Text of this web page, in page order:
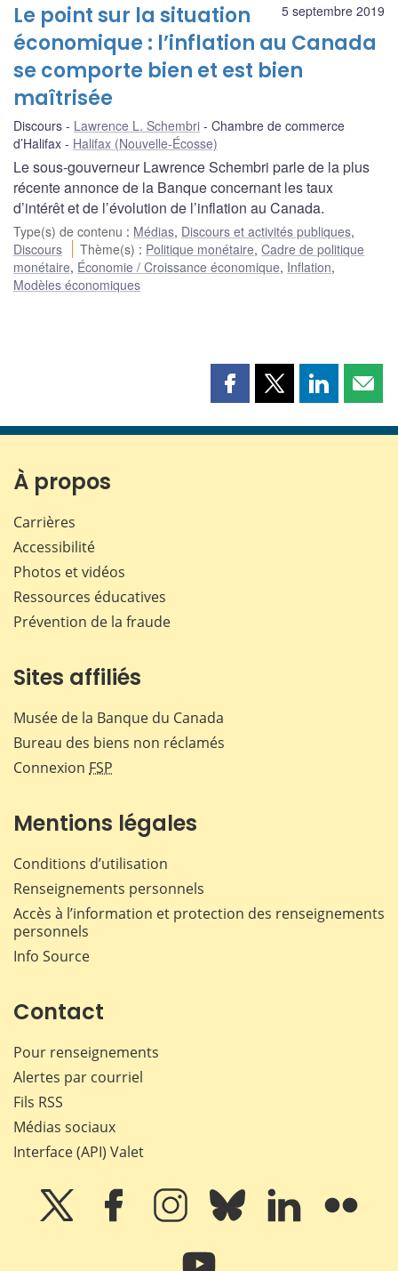
5 septembre 2019
Le point sur la situation
économique : l’inflation au Canada
se comporte bien et est bien
maîtrisée
Discours Lawrence L. Schembri
Chambre de commerce
d’Halifax
Halifax (Nouvelle-Écosse)
Le sous-gouverneur Lawrence Schembri parle de la plus
récente annonce de la Banque concernant les taux
d’intérêt et de l’évolution de l’inflation au Canada.
Type(s) de contenu : Médias, Discours et activités publiques,
Discours
Thème(s) : Politique monétaire,Cadre de politique
monétaire, Économie / Croissance économique, Inflation,
Modèles économiques
Partager
page
Partager
page
Partager
page page
À propos
Carrières
Accessibilité
Photos et vidéos
Ressources éducatives
Prévention de la fraude
Sites affiliés
Musée de la Banque du Canada
Bureau des biens non réclamés
Connexion FSP
Mentions légales
Conditions d’utilisation
Renseignements personnels
Accès à l’information et protection des renseignements
personnels
Info Source
Contact
Pour renseignements
Alertes par courriel
Fils RSS
Médias sociaux
Interface (API) Valet